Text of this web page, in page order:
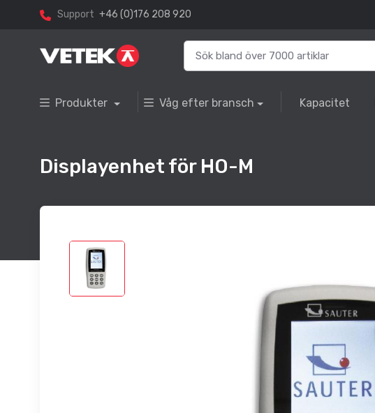
Support +46 (0)176 208 920
Produkter Våg efter bransch Kapacitet
Displayenhet för HO-M